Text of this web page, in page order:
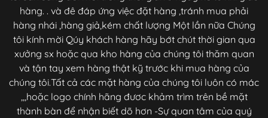
hàng. . và đê đáp ứng việc đặt hàng ,tránh mua phải
hàng nhái ,hàng giả,kém chất lượng Một lần nữa Chúng
tôi kính mời Qúy khách hàng hãy bớt chút thời gian qua
xưởng sx hoặc qua kho hàng của chúng tôi thăm quan
và tận tay xem hàng thật kỹ trước khi mua hàng của
chúng tôi.Tất cả các mặt hàng của chúng tôi luôn có mác
,,,hoặc logo chính hãng đươc khảm trìm trên bề mặt
thành bàn để nhận biết dõ hơn -Sự quan tâm của quý